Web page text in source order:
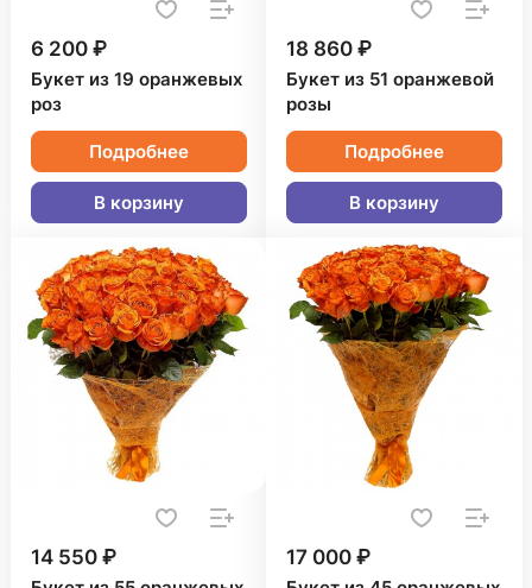
6 200 ₽
Букет из 19 оранжевых
роз
Подробнее
В корзину
18 860 ₽
Букет из 51 оранжевой
розы
Подробнее
В корзину
14 550 ₽ 17 000 ₽